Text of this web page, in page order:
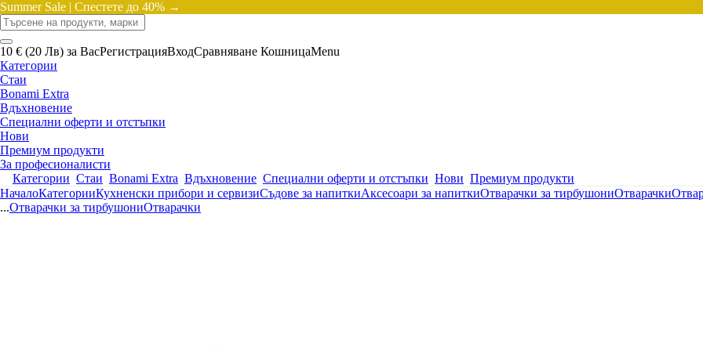
Summer Sale | Спестете до 40% →
10 € (20 Лв) за ВасРегистрацияВходСравняване КошницаMenu
Категории
Стаи
Bonami Extra
Вдъхновение
Специални оферти и отстъпки
Нови
Премиум продукти
За професионалисти
Категории Стаи Bonami Extra Вдъхновение Специални оферти и отстъпки Нови Премиум продукти
НачалоКатегорииКухненски прибори и сервизиСъдове за напиткиАксесоари за напиткиОтварачки за тирбушониОтварачки
...Отварачки за тирбушониОтварачки